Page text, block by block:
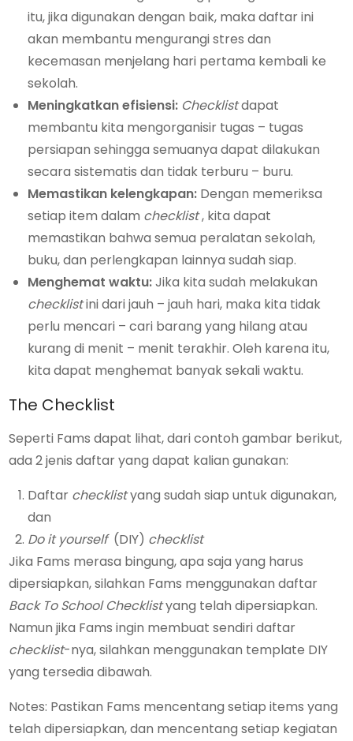
itu, jika digunakan dengan baik, maka daftar ini
akan membantu mengurangi stres dan
kecemasan menjelang hari pertama kembali ke
sekolah.
Meningkatkan efisiensi: Checklistdapat
membantu kita mengorganisir tugas – tugas
persiapan sehingga semuanya dapat dilakukan
secara sistematis dan tidak terburu – buru.
Memastikan kelengkapan: Dengan memeriksa
setiap item dalam checklist, kita dapat
memastikan bahwa semua peralatan sekolah,
buku, dan perlengkapan lainnya sudah siap.
Menghemat waktu:Jika kita sudah melakukan
checklistini dari jauh – jauh hari, maka kita tidak
perlu mencari – cari barang yang hilang atau
kurang di menit – menit terakhir. Oleh karena itu,
kita dapat menghemat banyak sekali waktu.
The Checklist
Seperti Fams dapat lihat, dari contoh gambar berikut,
ada 2 jenis daftar yang dapat kalian gunakan:
Daftar checklistyang sudah siap untuk digunakan,
dan
Do it yourself (DIY) checklist
Jika Fams merasa bingung, apa saja yang harus
dipersiapkan, silahkan Fams menggunakan daftar
Back To School Checklistyang telah dipersiapkan.
Namun jika Fams ingin membuat sendiri daftar
checklist-nya, silahkan menggunakan template DIY
yang tersedia dibawah.
Notes: Pastikan Fams mencentang setiap items yang
telah dipersiapkan, dan mencentang setiap kegiatan